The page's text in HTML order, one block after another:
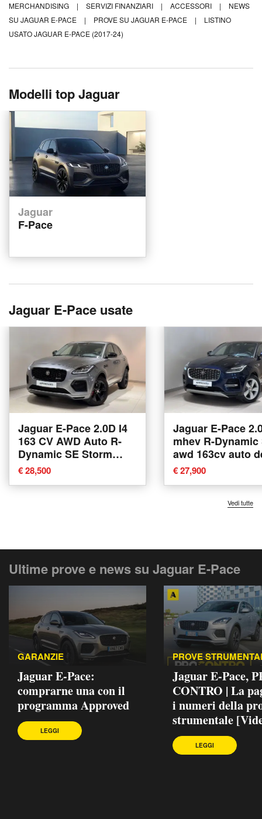
MERCHANDISING
| SERVIZI FINANZIARI | ACCESSORI |
NEWS
SU JAGUAR E-PACE
| PROVE SU JAGUAR E-PACE |
LISTINO
USATO JAGUAR E-PACE (2017-24)
Modelli top Jaguar
Jaguar
F-Pace
Jaguar E-Pace usate
Jaguar E-Pace 2.0D I4
163 CV AWD Auto R-
Dynamic SE Storm
Edition del 2021 usata
a Varese
€ 28,500
Jaguar E-Pace
mhev R-Dynamic
awd 163cv auto
2022 usata a
€ 27,900
Vedi tutte
Ultime prove e news su Jaguar E-Pace
GARANZIE
Jaguar E-Pace:
comprarne una con il
programma Approved
LEGGI
PROVE
Jaguar E-Pace,
CONTRO | La
i numeri della
strumentale
LEGGI